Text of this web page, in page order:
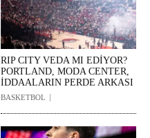
RIP CITY VEDA MI EDİYOR?
PORTLAND, MODA CENTER,
İDDAALARIN PERDE ARKASI
BASKETBOL